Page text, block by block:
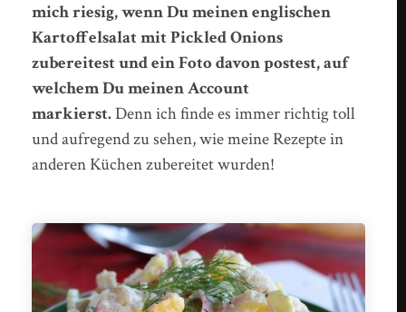
mich riesig, wenn Du meinen englischen
Kartoffelsalat mit Pickled Onions
zubereitest und ein Foto davon postest, auf
welchem Du meinen Account
markierst.Denn ich finde es immer richtig toll
und aufregend zu sehen, wie meine Rezepte in
anderen Küchen zubereitet wurden!